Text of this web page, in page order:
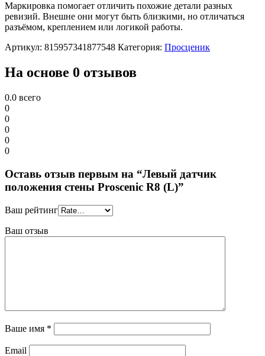
Маркировка помогает отличить похожие детали разных
ревизий. Внешне они могут быть близкими, но отличаться
разъёмом, креплением или логикой работы.
Артикул: 815957341877548 Категория: Просценик
На основе 0 отзывов
0.0 всего
0
0
0
0
0
Оставь отзыв первым на “Левый датчик
положения стены Proscenic R8 (L)”
Ваш рейтинг
Ваш отзыв
Ваше имя *
Email